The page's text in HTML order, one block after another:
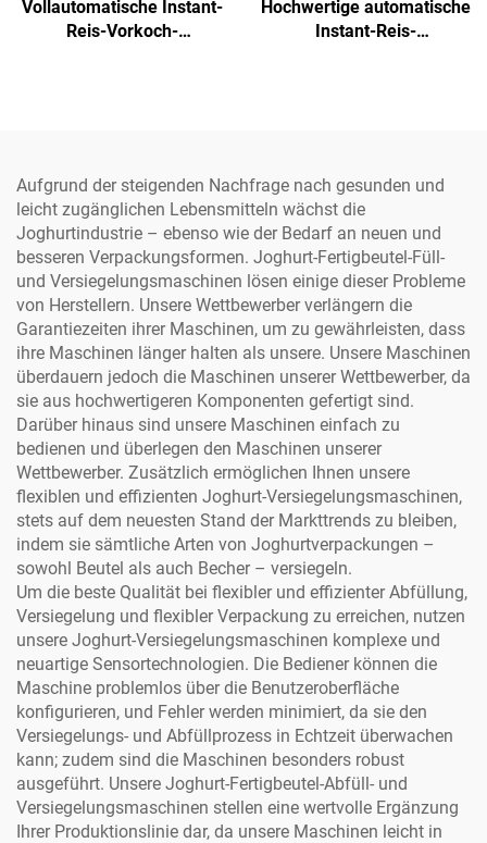
Vollautomatische Instant-
Reis-Vorkoch-
Hochwertige automatische
Instant-Reis-
Aufgrund der steigenden Nachfrage nach gesunden und
leicht zugänglichen Lebensmitteln wächst die
Joghurtindustrie – ebenso wie der Bedarf an neuen und
besseren Verpackungsformen. Joghurt-Fertigbeutel-Füll-
und Versiegelungsmaschinen lösen einige dieser Probleme
von Herstellern. Unsere Wettbewerber verlängern die
Garantiezeiten ihrer Maschinen, um zu gewährleisten, dass
ihre Maschinen länger halten als unsere. Unsere Maschinen
überdauern jedoch die Maschinen unserer Wettbewerber, da
sie aus hochwertigeren Komponenten gefertigt sind.
Darüber hinaus sind unsere Maschinen einfach zu
bedienen und überlegen den Maschinen unserer
Wettbewerber. Zusätzlich ermöglichen Ihnen unsere
flexiblen und effizienten Joghurt-Versiegelungsmaschinen,
stets auf dem neuesten Stand der Markttrends zu bleiben,
indem sie sämtliche Arten von Joghurtverpackungen –
sowohl Beutel als auch Becher – versiegeln.
Um die beste Qualität bei flexibler und effizienter Abfüllung,
Versiegelung und flexibler Verpackung zu erreichen, nutzen
unsere Joghurt-Versiegelungsmaschinen komplexe und
neuartige Sensortechnologien. Die Bediener können die
Maschine problemlos über die Benutzeroberfläche
konfigurieren, und Fehler werden minimiert, da sie den
Versiegelungs- und Abfüllprozess in Echtzeit überwachen
kann; zudem sind die Maschinen besonders robust
ausgeführt. Unsere Joghurt-Fertigbeutel-Abfüll- und
Versiegelungsmaschinen stellen eine wertvolle Ergänzung
Ihrer Produktionslinie dar, da unsere Maschinen leicht in